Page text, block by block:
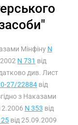
Мінфіну N
N 731 від
див. Лист
27/22884 від
з Наказами
N 353 від
від 25.09.2009